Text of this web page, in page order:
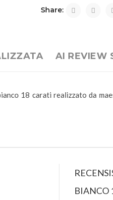
Share:
AI REVIEW
18 carati realizzato da
BIANCO